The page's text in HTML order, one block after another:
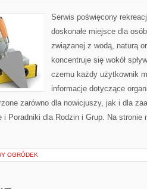
Serwis poświęcony
doskonałe miejsce dla
związanej z wodą, naturą
koncentruje się wokół
czemu każdy użytkownik
informacje dotyczące
zarówno dla nowicjuszy, jak i dla
Poradniki dla Rodzin i Grup. Na stronie
OGRÓDEK